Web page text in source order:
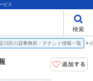
検索
ビス
川区の貸事務所・テナント情報一覧